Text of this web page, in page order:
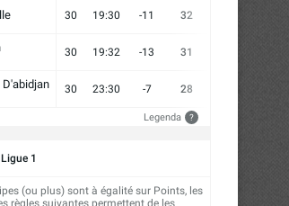
30 19:30 -11 32
30 19:32 -13 31
D'abidjan 30 23:30 -7 28
Legenda ?
1
(ou plus) sont à égalité sur Points, les
règles suivantes permettent de les